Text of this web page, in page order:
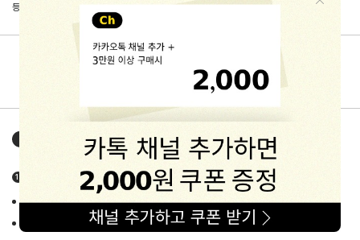
등록된 문의가 없습니다.
해피프린스구매가이드 HAPPYPRINCE GUIDE
상품정보고시 상세정보
품목 : 유아동 악세사리/잡화류
제조사/제조국 : 상품별 상이 (각 상품 상세페이지 중반 info란에 고지)